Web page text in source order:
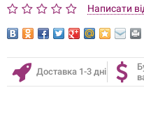
Написати
Доставка 1-3 дні